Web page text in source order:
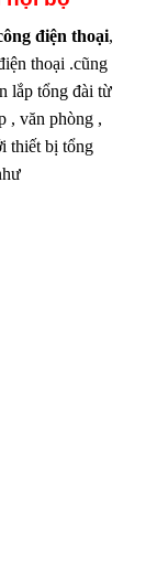
điện thoại,
thoại .cũng
lắp tổng đài từ
, văn phòng ,
thiết bị tổng